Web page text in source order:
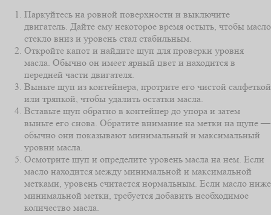
Паркуйтесь на ровной поверхности и выключите
двигатель. Дайте ему некоторое время остыть, чтобы масло
стекло вниз и уровень стал стабильным.
Откройте капот и найдите щуп для проверки уровня
масла. Обычно он имеет ярный цвет и находится в
передней части двигателя.
Выньте щуп из контейнера, протрите его чистой салфеткой
или тряпкой, чтобы удалить остатки масла.
Вставьте щуп обратно в контейнер до упора и затем
выньте его снова. Обратите внимание на метки на щупе —
обычно они показывают минимальный и максимальный
уровни масла.
Осмотрите щуп и определите уровень масла на нем. Если
масло находится между минимальной и максимальной
метками, уровень считается нормальным. Если масло ниже
минимальной метки, требуется добавить необходимое
количество масла.